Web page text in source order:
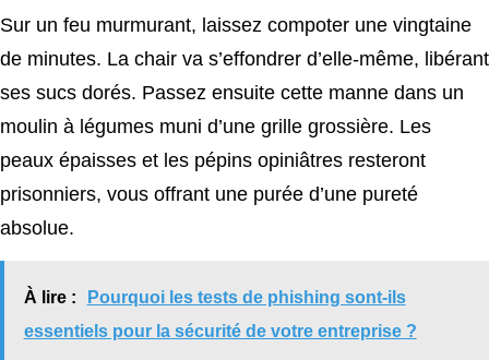
Sur un feu murmurant, laissez compoter une vingtaine
de minutes. La chair va s’effondrer d’elle-même, libérant
ses sucs dorés. Passez ensuite cette manne dans un
moulin à légumes muni d’une grille grossière. Les
peaux épaisses et les pépins opiniâtres resteront
prisonniers, vous offrant une purée d’une pureté
absolue.
À lire :
Pourquoi les tests de phishing sont-ils
essentiels pour la sécurité de votre entreprise ?